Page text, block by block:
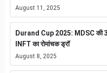
August 11, 2025
Durand Cup 2025: MDSC की
INFT का रोमांचक ड्रॉ
August 8, 2025